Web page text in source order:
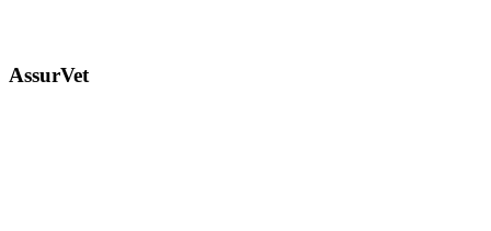
AssurVet